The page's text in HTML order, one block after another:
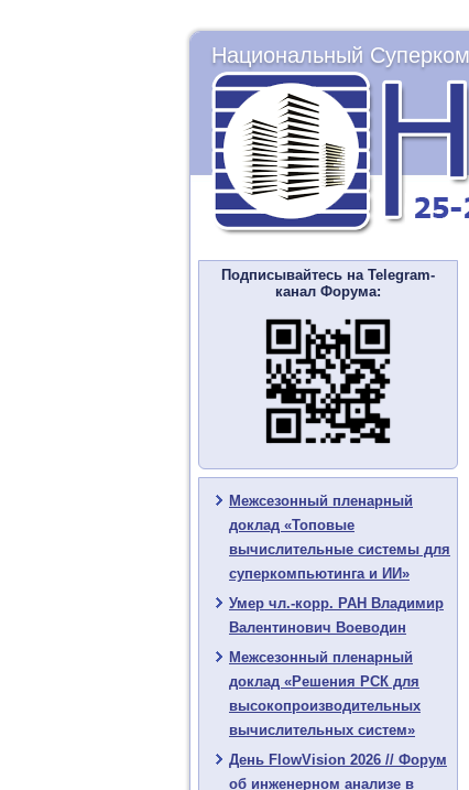
Национальный
Подписывайтесь на Telegram-
канал Форума:
Межсезонный пленарный
доклад «Топовые
вычислительные системы для
суперкомпьютинга и ИИ»
Умер чл.-корр. РАН Владимир
Валентинович Воеводин
Межсезонный пленарный
доклад «Решения РСК для
высокопроизводительных
вычислительных систем»
День FlowVision 2026 // Форум
об инженерном анализе в